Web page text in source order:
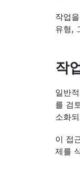
작업
유형,
작
일반
를 검
소화
이 접
제를